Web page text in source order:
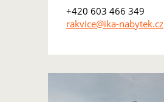
+420 603 466 349
rakvice@ika-nabytek.cz